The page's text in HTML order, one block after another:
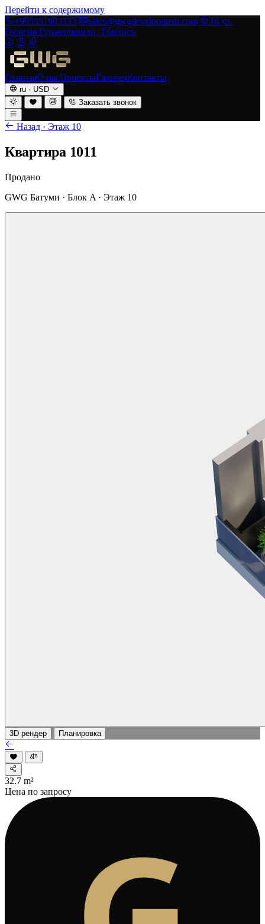
Перейти к содержимому
+995551903333
sales@gwgdevelopment.com
16 ул.
Георгия Гурамишвили, Тбилиси
ГлавнаяО насПроектыГалереяКонтакты
ru · USD
Заказать звонок
Назад · Этаж 10
Квартира 1011
Продано
GWG Батуми · Блок A · Этаж 10
3D рендер Планировка
32.7 m²
Цена по запросу